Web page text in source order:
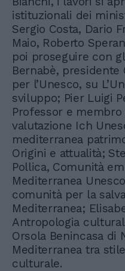
istituzionali dei
Sergio Costa, Dario
Maio, Roberto
poi proseguire con
Bernabè, presidente
per l’Unesco, su
sviluppo; Pier Luigi
Professor e membro
valutazione Ich
mediterranea
Origini e attualità;
Pollica, Comunità
Mediterranea
comunità per la
Mediterranea;
Antropologia
Orsola Benincasa di
Mediterranea tra
culturale.